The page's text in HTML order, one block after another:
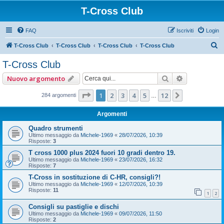
T-Cross Club
FAQ Login
Iscriviti
T-Cross Club T-Cross Club T-Cross Club T-Cross Club
T-Cross Club
Nuovo argomento Cerca
284 argomenti Pagina di 12
1 2 3 4 5 12
Argomenti
Quadro strumenti
Ultimo messaggio da Michele-1969 « 28/07/2026, 10:39
Risposte: 3
T cross 1000 plus 2024 fuori 10 gradi dentro 19.
Ultimo messaggio da Michele-1969 « 23/07/2026, 16:32
Risposte: 7
T-Cross in sostituzione di C-HR, consigli?!
Ultimo messaggio da Michele-1969 « 12/07/2026, 10:39
Risposte: 11 1 2
Consigli su pastiglie e dischi
Ultimo messaggio da Michele-1969 « 09/07/2026, 11:50
Risposte: 2